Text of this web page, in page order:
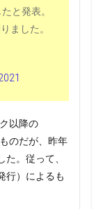
と発表。
ました。
以降の
のだが、昨年
。従って、
行）によるも